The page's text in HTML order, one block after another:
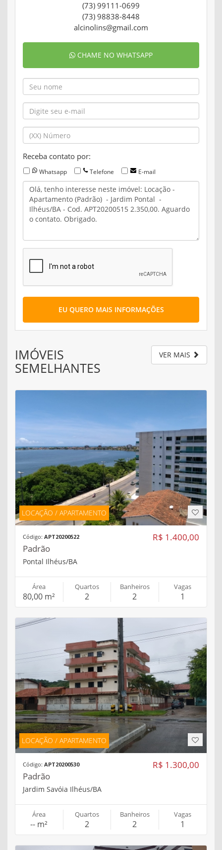
(73) 99111-0699
(73) 98838-8448
alcinolins@gmail.com
CHAME NO WHATSAPP
Receba contato por:
Whatsapp Telefone E-mail
EU QUERO MAIS INFORMAÇÕES
IMÓVEIS
SEMELHANTES
VER MAIS
LOCAÇÃO / APARTAMENTO
R$ 1.400,00
Código: APT20200522
Padrão
Pontal Ilhéus/BA
Área
80,00 m²
Quartos
2
Banheiros
2
Vagas
1
LOCAÇÃO / APARTAMENTO
R$ 1.300,00
Código: APT20200530
Padrão
Jardim Savóia Ilhéus/BA
Área
-- m²
Quartos
2
Banheiros
2
Vagas
1